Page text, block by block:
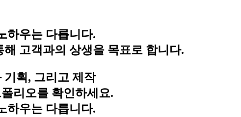
하우는 다릅니다.
고객과의 상생을 목표로 합니다.
기획, 그리고 제작
리오를 확인하세요.
하우는 다릅니다.